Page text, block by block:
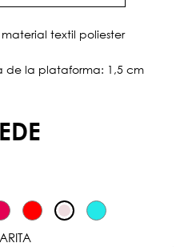
textil poliester
de la plataforma: 1,5 cm